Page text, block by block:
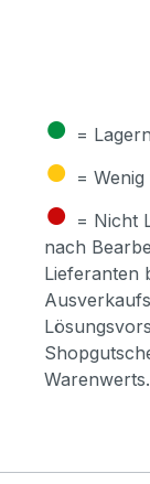
● =
● =
● = Nicht
nach
Lieferanten